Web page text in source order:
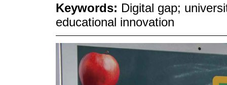
Keywords: Digital gap;
educational innovation